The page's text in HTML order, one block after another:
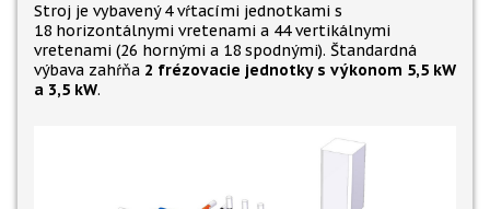
Stroj je vybavený 4 vŕtacími jednotkami s
18 horizontálnymi vretenami a 44 vertikálnymi
vretenami (26 hornými a 18 spodnými). Štandardná
výbava zahŕňa 2 frézovacie jednotky s výkonom 5,5 kW
a 3,5 kW.